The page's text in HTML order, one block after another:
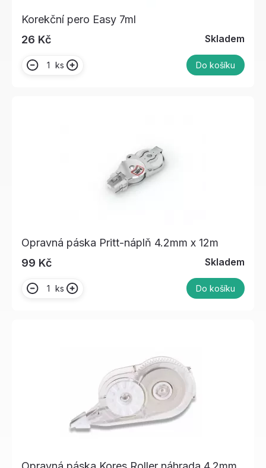
Korekční pero Easy 7ml
26 Kč
Skladem
ks Do košíku
Opravná páska Pritt-náplň 4.2mm x 12m
99 Kč
Skladem
ks Do košíku